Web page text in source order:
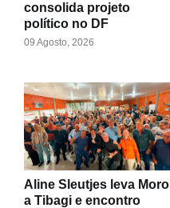
consolida projeto
político no DF
09 Agosto, 2026
Aline Sleutjes leva Moro
a Tibagi e encontro